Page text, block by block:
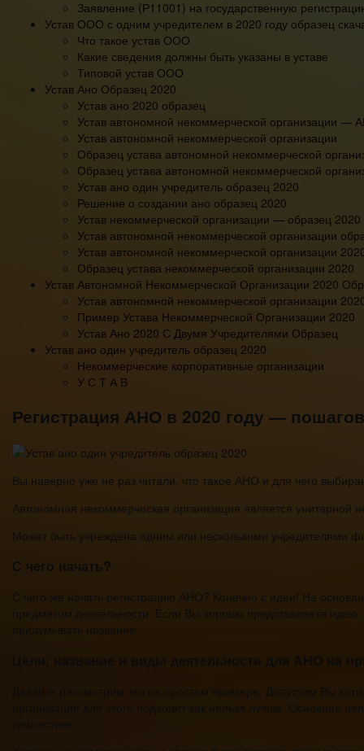
Заявление (Р11001) на государственную
Устав ООО с одним учредителем в 2020 году образец
Что такое устав ООО
Какие сведения должны быть указаны в уставе
Типовой устав ООО
Устав Ано Образец 2020
Устав ано 2020 образец
Устав автономной некоммерческой организации —
Устав автономной некоммерческой организации
Образец устава автономной некоммерческой
Образец устава автономной некоммерческой
Устав ано один учредитель образец 2020
Решение о создании ано образец 2020
Устав некоммерческой организации — образец 2020
Устав автономной некоммерческой организации
Устав автономной некоммерческой организации
Образец устава некоммерческой организации 2020
Устав Автономной Некоммерческой Организации 2020
Устав автономной некоммерческой организации
Пример Устава Некоммерческой Организации 2020
Устав Ано 2020 С Двумя Учредителями Образец
Устав ано один учредитель образец 2020
Некоммерческие корпоративные организации
У С Т А В
Регистрация АНО в 2020 году —
Вы наверно уже не раз читали, что такое АНО и для чего
Автономная некоммерческая организация является унитарной
Может быть учреждена одним или несколькими учредителями
С чего начать?
С чего-же начать регистрацию АНО? Конечно с идеи! На
предметом деятельности. Если Вы хорошо представляете
придумывать название.